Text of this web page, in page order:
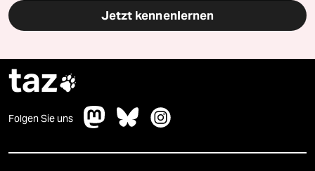
Jetzt kennenlernen
taz
Folgen Sie uns